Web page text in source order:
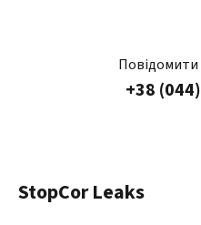
+38
StopCor Leaks